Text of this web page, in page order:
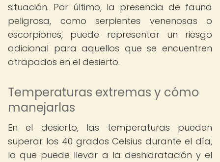
situación. Por último, la presencia de fauna
peligrosa, como serpientes venenosas o
escorpiones, puede representar un riesgo
adicional para aquellos que se encuentren
atrapados en el desierto.
Temperaturas extremas y cómo
manejarlas
En el desierto, las temperaturas pueden
superar los 40 grados Celsius durante el día,
lo que puede llevar a la deshidratación y el